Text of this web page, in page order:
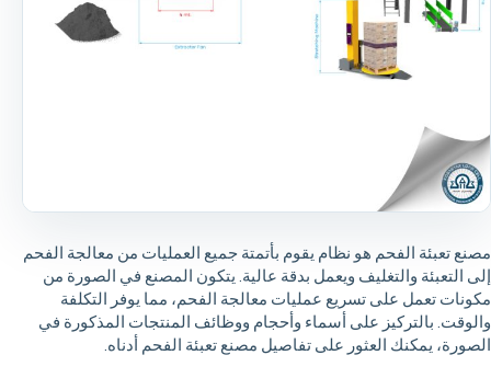
مصنع تعبئة الفحم هو نظام يقوم بأتمتة جميع العمليات من معالجة الفحم
إلى التعبئة والتغليف ويعمل بدقة عالية. يتكون المصنع في الصورة من
مكونات تعمل على تسريع عمليات معالجة الفحم، مما يوفر التكلفة
والوقت. بالتركيز على أسماء وأحجام ووظائف المنتجات المذكورة في
الصورة، يمكنك العثور على تفاصيل مصنع تعبئة الفحم أدناه.